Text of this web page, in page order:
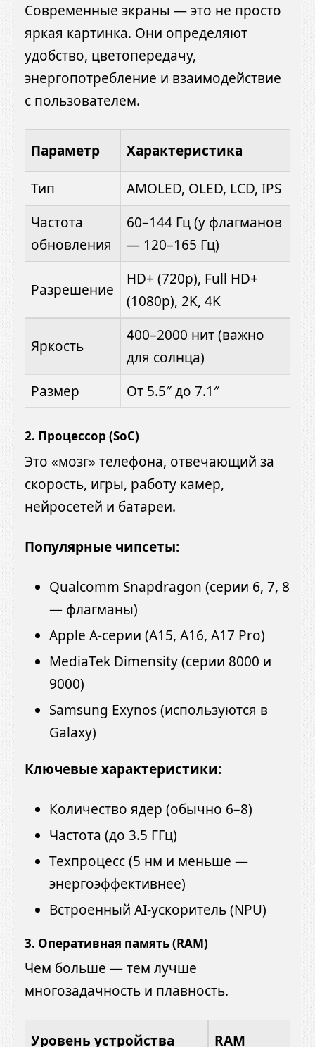
Современные экраны — это не просто
яркая картинка. Они определяют
удобство, цветопередачу,
энергопотребление и взаимодействие
с пользователем.
Параметр Характеристика
Тип
AMOLED, OLED, LCD, IPS
Частота
обновления
60–144 Гц (у флагманов
— 120–165 Гц)
Разрешение
HD+ (720p), Full HD+
(1080p), 2K, 4K
Яркость
400–2000 нит (важно
для солнца)
Размер
От 5.5″ до 7.1″
2. Процессор (SoC)
Это «мозг» телефона, отвечающий за
скорость, игры, работу камер,
нейросетей и батареи.
Популярные чипсеты:
Qualcomm Snapdragon (серии 6, 7, 8
— флагманы)
Apple A-серии (A15, A16, A17 Pro)
MediaTek Dimensity (серии 8000 и
9000)
Samsung Exynos (используются в
Galaxy)
Ключевые характеристики:
Количество ядер (обычно 6–8)
Частота (до 3.5 ГГц)
Техпроцесс (5 нм и меньше —
энергоэффективнее)
Встроенный AI-ускоритель (NPU)
3. Оперативная память (RAM)
Чем больше — тем лучше
многозадачность и плавность.
Уровень устройства RAM